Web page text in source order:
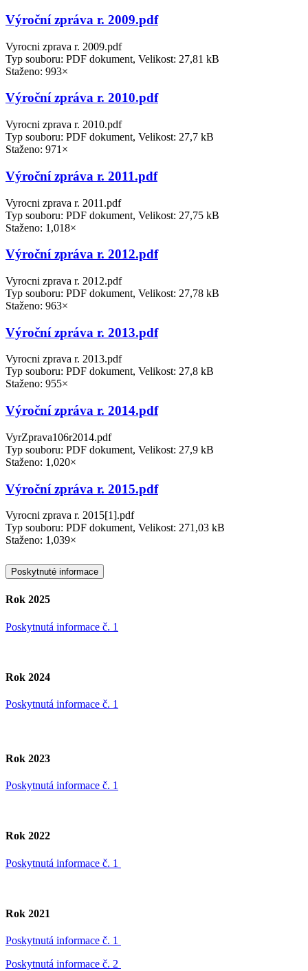
Výroční zpráva r. 2009.pdf
Vyrocni zprava r. 2009.pdf
Typ souboru: PDF dokument, Velikost: 27,81 kB
Staženo: 993×
Výroční zpráva r. 2010.pdf
Vyrocni zprava r. 2010.pdf
Typ souboru: PDF dokument, Velikost: 27,7 kB
Staženo: 971×
Výroční zpráva r. 2011.pdf
Vyrocni zprava r. 2011.pdf
Typ souboru: PDF dokument, Velikost: 27,75 kB
Staženo: 1,018×
Výroční zpráva r. 2012.pdf
Vyrocni zprava r. 2012.pdf
Typ souboru: PDF dokument, Velikost: 27,78 kB
Staženo: 963×
Výroční zpráva r. 2013.pdf
Vyrocni zprava r. 2013.pdf
Typ souboru: PDF dokument, Velikost: 27,8 kB
Staženo: 955×
Výroční zpráva r. 2014.pdf
VyrZprava106r2014.pdf
Typ souboru: PDF dokument, Velikost: 27,9 kB
Staženo: 1,020×
Výroční zpráva r. 2015.pdf
Vyrocni zprava r. 2015[1].pdf
Typ souboru: PDF dokument, Velikost: 271,03 kB
Staženo: 1,039×
Poskytnuté informace
Rok 2025
Poskytnutá informace č. 1
Rok 2024
Poskytnutá informace č. 1
Rok 2023
Poskytnutá informace č. 1
Rok 2022
Poskytnutá informace č. 1
Rok 2021
Poskytnutá informace č. 1
Poskytnutá informace č. 2